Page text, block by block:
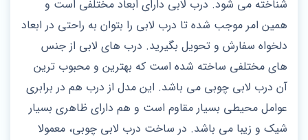
شناخته می شود. درب لابی دارای ابعاد مختلفی است و
همین امر موجب شده تا درب لابی را بتوان به راحتی در ابعاد
دلخواه سفارش و تحویل بگیرید. درب های لابی از جنس
های مختلفی ساخته شده است که بهترین و محبوب ترین
آن درب لابی چوبی می باشد. این مدل از درب هم در برابری
عوامل محیطی بسیار مقاوم است و هم دارای ظاهری بسیار
شیک و زیبا می باشد. در ساخت درب لابی چوبی، معمولا